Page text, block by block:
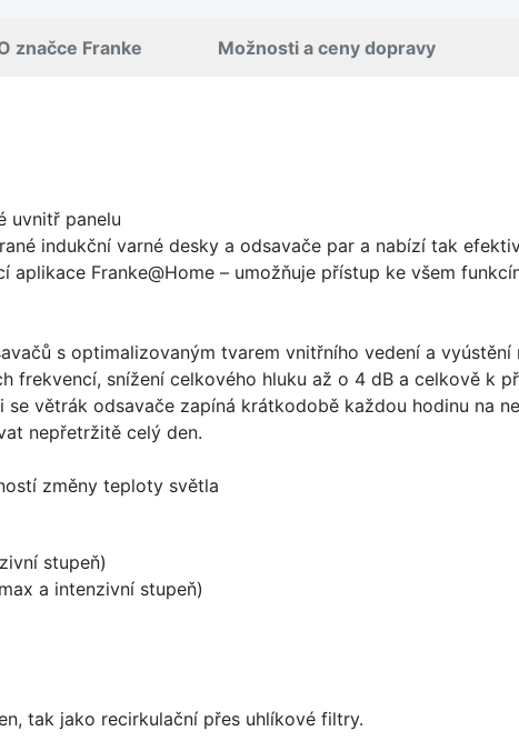
značce Franke Možnosti a ceny dopravy
uvnitř panelu
indukční varné desky a odsavače par a nabízí tak
Franke@Home – umožňuje přístup ke všem
s optimalizovaným tvarem vnitřního vedení a
frekvencí, snížení celkového hluku až o 4 dB a celkově k
větrák odsavače zapíná krátkodobě každou hodinu na
nepřetržitě celý den.
změny teploty světla
stupeň)
a intenzivní stupeň)
tak jako recirkulační přes uhlíkové filtry.